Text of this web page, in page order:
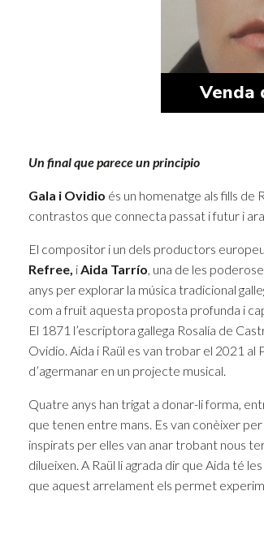
Venda
Un final que parece un principio
Gala i Ovidio és un homenatge als fills de
contrastos que connecta passat i futur i ara
El compositor i un dels productors
Refree, i Aida Tarrío , una de les
anys per explorar la música tradicional
com a fruit aquesta proposta profunda i
El 1871 l’escriptora gallega Rosalía de
Ovidio. Aida i Raül es van trobar el 2021 al
d’agermanar en un projecte musical.
Quatre anys han trigat a donar-li forma,
que tenen entre mans. Es van conèixer
inspirats per elles van anar trobant nous
dilueixen. A Raül li agrada dir que Aida té
que aquest arrelament els permet